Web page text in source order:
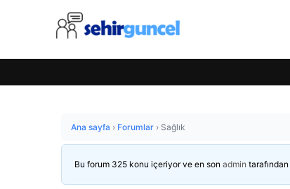
Ana sayfa › Forumlar › Sağlık
Bu forum 325 konu içeriyor ve en son admin tarafından